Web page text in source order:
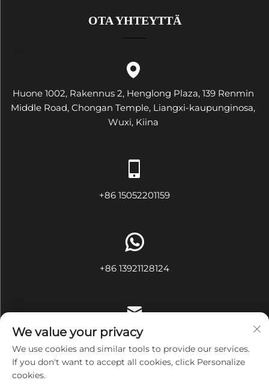
OTA YHTEYTTÄ
Huone 1002, Rakennus 2, Henglong Plaza, 139 Renmin
Middle Road, Chongan Temple, Liangxi-kaupunginosa,
Wuxi, Kiina
+86 15052201159
+86 13921128124
[email protected]
We value your privacy
We use cookies and similar tools to provide our services.
If you don't want to accept all cookies, click Personalize
cookies.